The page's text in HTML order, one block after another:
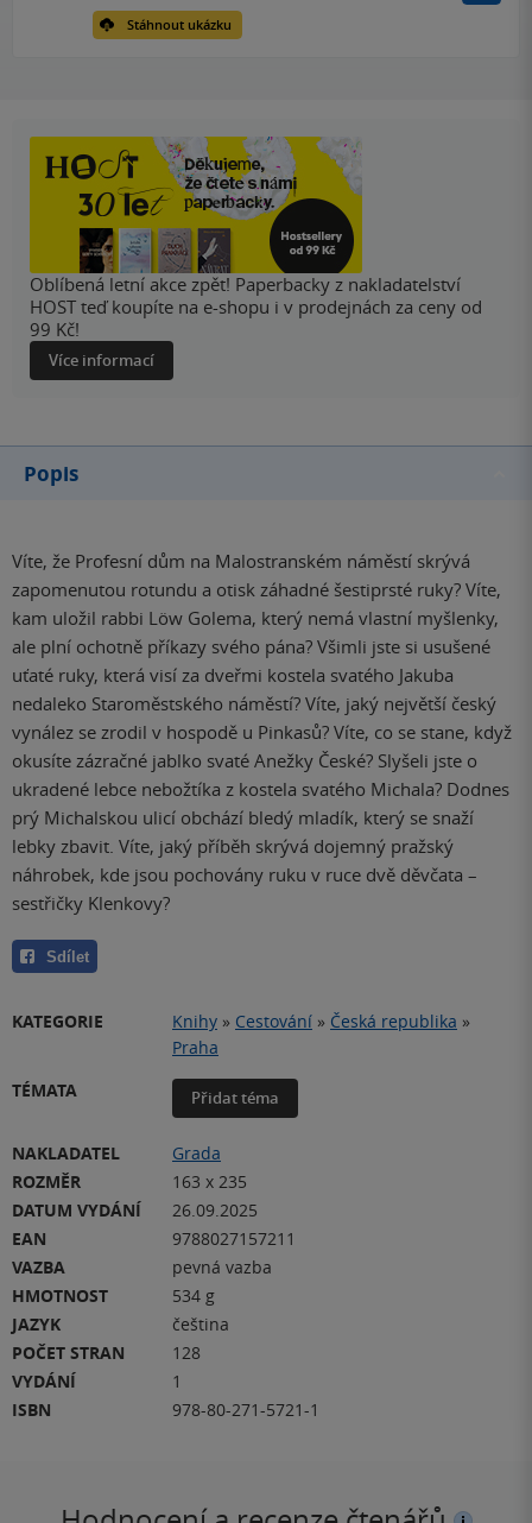
Stáhnout ukázku
Oblíbená letní akce zpět! Paperbacky z nakladatelství
HOST teď koupíte na e-shopu i v prodejnách za ceny od
99 Kč!
Více informací
Popis
Víte, že Profesní dům na Malostranském náměstí skrývá
zapomenutou rotundu a otisk záhadné šestiprsté ruky? Víte,
kam uložil rabbi Löw Golema, který nemá vlastní myšlenky,
ale plní ochotně příkazy svého pána? Všimli jste si usušené
uťaté ruky, která visí za dveřmi kostela svatého Jakuba
nedaleko Staroměstského náměstí? Víte, jaký největší český
vynález se zrodil v hospodě u Pinkasů? Víte, co se stane, když
okusíte zázračné jablko svaté Anežky České? Slyšeli jste o
ukradené lebce nebožtíka z kostela svatého Michala? Dodnes
prý Michalskou ulicí obchází bledý mladík, který se snaží
lebky zbavit. Víte, jaký příběh skrývá dojemný pražský
náhrobek, kde jsou pochovány ruku v ruce dvě děvčata –
sestřičky Klenkovy?
Sdílet
KATEGORIE Knihy » Cestování » Česká republika »
Praha
TÉMATA
Přidat téma
NAKLADATEL
Grada
ROZMĚR
163 x 235
DATUM VYDÁNÍ
26.09.2025
EAN
9788027157211
VAZBA
pevná vazba
HMOTNOST
534 g
JAZYK
čeština
POČET STRAN
128
VYDÁNÍ
1
ISBN
978-80-271-5721-1